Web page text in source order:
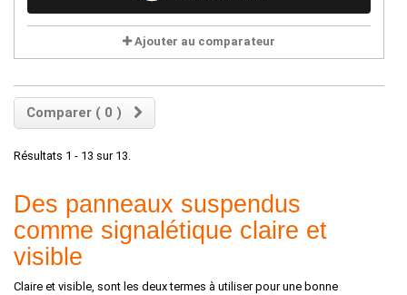
Ajouter au comparateur
Comparer ( 0 )
Résultats 1 - 13 sur 13.
Des panneaux suspendus
comme signalétique claire et
visible
Claire et visible, sont les deux termes à utiliser pour une bonne